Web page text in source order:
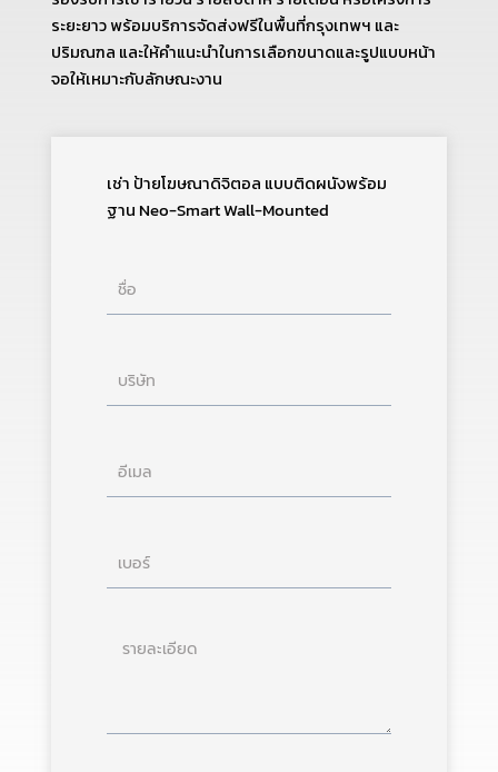
ระยะยาว พร้อมบริการจัดส่งฟรีในพื้นที่กรุงเทพฯ และ
ปริมณฑล และให้คำแนะนำในการเลือกขนาดและรูปแบบหน้า
จอให้เหมาะกับลักษณะงาน
เช่า ป้ายโฆษณาดิจิตอล แบบติดผนังพร้อม
ฐาน Neo-Smart Wall-Mounted
ชื่อ
บริษัท
อีเมล
เบอร์
ราย